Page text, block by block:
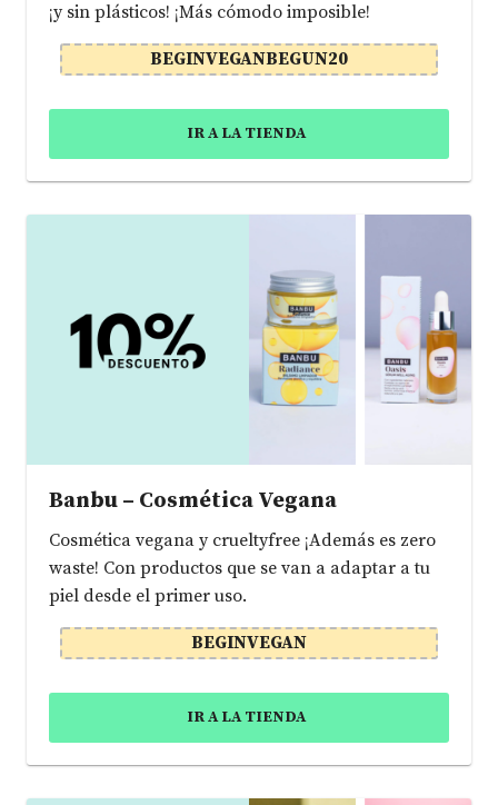
¡y sin plásticos! ¡Más cómodo imposible!
BEGINVEGANBEGUN20
IR A LA TIENDA
Banbu – Cosmética Vegana
Cosmética vegana y crueltyfree ¡Además es zero
waste! Con productos que se van a adaptar a tu
piel desde el primer uso.
BEGINVEGAN
IR A LA TIENDA